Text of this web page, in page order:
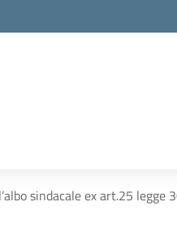
sindacale ex art.25